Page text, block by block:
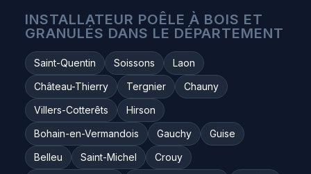
INSTALLATEUR POÊLE À BOIS ET
GRANULÉS DANS LE DÉPARTEMENT
Saint-Quentin Soissons
Laon
Château-Thierry
Tergnier
Chauny
Villers-Cotterêts
Hirson
Bohain-en-Vermandois
Gauchy
Guise
Belleu
Saint-Michel
Crouy